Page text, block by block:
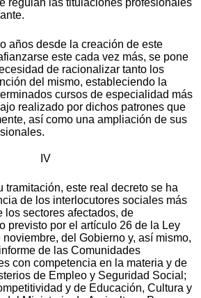
años desde la creación de este
este cada vez más, se pone
de racionalizar tanto los
del mismo, estableciendo la
cursos de especialidad más
realizado por dichos patrones que
así como una ampliación de sus
IV
tramitación, este real decreto se ha
de los interlocutores sociales más
los sectores afectados, de
previsto por el artículo 26 de la Ley
del Gobierno y, así mismo,
de las Comunidades
con competencia en la materia y de
de Empleo y Seguridad Social;
y de Educación, Cultura y